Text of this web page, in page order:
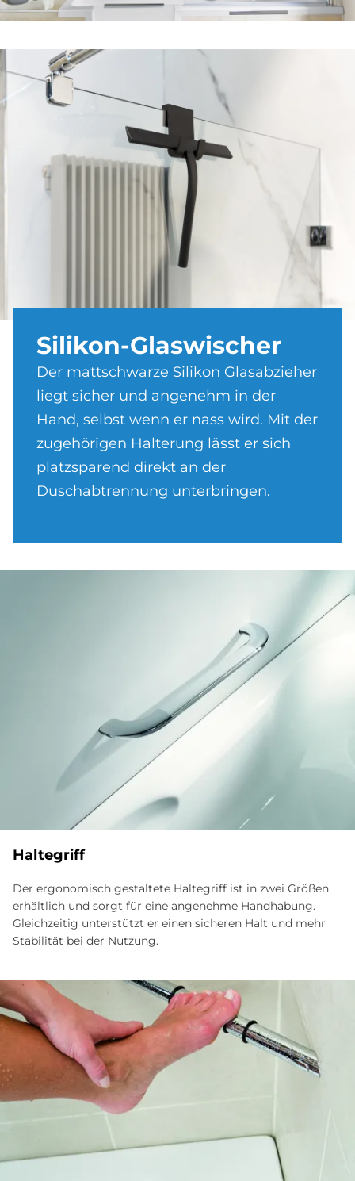
Si­li­kon-Glas­wi­scher
Der mattschwarze Silikon Glasabzieher
liegt sicher und angenehm in der
Hand, selbst wenn er nass wird. Mit der
zugehörigen Halterung lässt er sich
platzsparend direkt an der
Duschabtrennung unterbringen.
Haltegriff
Der ergonomisch gestaltete Haltegriff ist in zwei Größen
erhältlich und sorgt für eine angenehme Handhabung.
Gleichzeitig unterstützt er einen sicheren Halt und mehr
Stabilität bei der Nutzung.